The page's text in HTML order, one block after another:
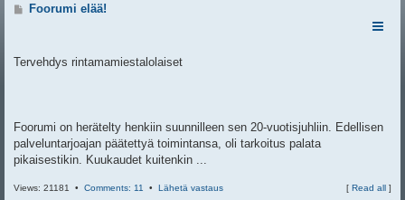
V
t
Foorumi elää!
Tervehdys rintamamiestalolaiset
Foorumi on herätelty henkiin suunnilleen sen 20-vuotisjuhliin. Edellisen
palveluntarjoajan päätettyä toimintansa, oli tarkoitus palata
pikaisestikin. Kuukaudet kuitenkin ...
Views: 21181 • Comments: 11 • Lähetä vastaus [ Read all ]